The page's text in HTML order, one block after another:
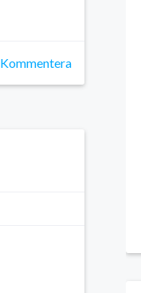
Kommentera